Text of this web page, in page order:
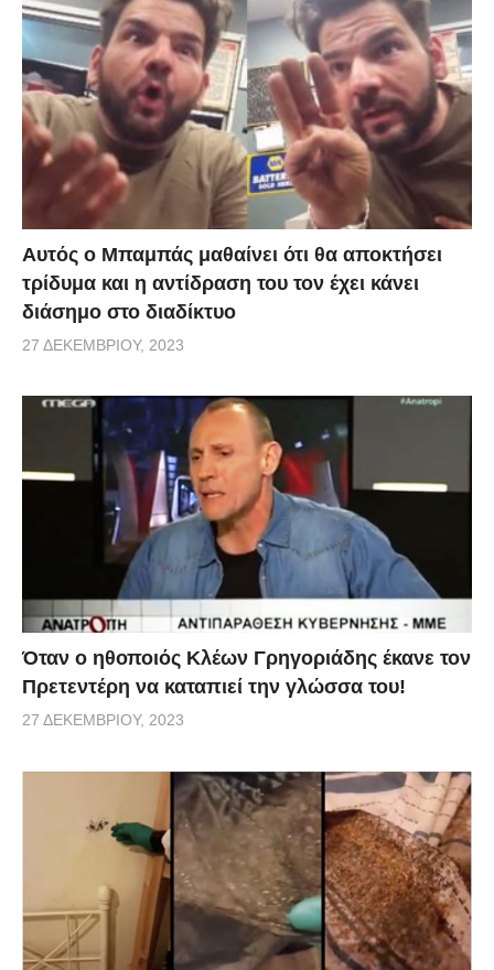
Αυτός ο Μπαμπάς μαθαίνει ότι θα αποκτήσει
τρίδυμα και η αντίδραση του τον έχει κάνει
διάσημο στο διαδίκτυο
27 ΔΕΚΕΜΒΡΊΟΥ, 2023
Όταν ο ηθοποιός Κλέων Γρηγοριάδης έκανε τον
Πρετεντέρη να καταπιεί την γλώσσα του!
27 ΔΕΚΕΜΒΡΊΟΥ, 2023